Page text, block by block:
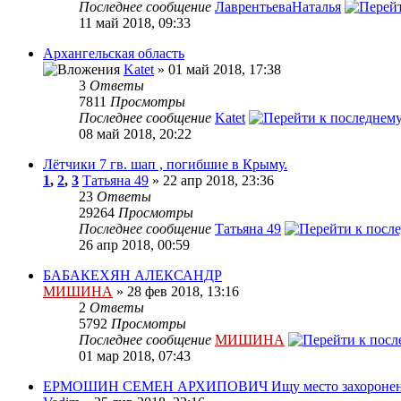
Последнее сообщение ЛаврентьеваНаталья
11 май 2018, 09:33
Архангельская область
Katet» 01 май 2018, 17:38
3 Ответы
7811 Просмотры
Последнее сообщение Katet
08 май 2018, 20:22
Лётчики 7 гв. шап , погибшие в Крыму.
1, 2, 3 Татьяна 49 » 22 апр 2018, 23:36
23 Ответы
29264 Просмотры
Последнее сообщение Татьяна 49
26 апр 2018, 00:59
БАБАКЕХЯН АЛЕКСАНДР
МИШИНА » 28 фев 2018, 13:16
2 Ответы
5792 Просмотры
Последнее сообщение МИШИНА
01 мар 2018, 07:43
ЕРМОШИН СЕМЕН АРХИПОВИЧ Ищу место